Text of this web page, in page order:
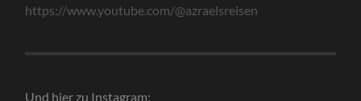
https://www.youtube.com/@azraelsreisen
Und hier zu Instagram: